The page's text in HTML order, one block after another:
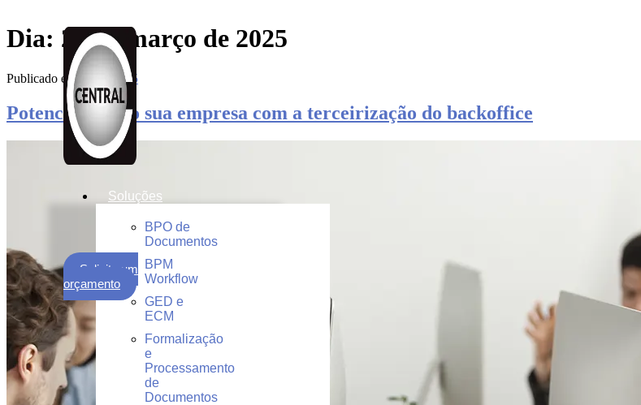
Soluções
BPO de
Documentos
BPM
Workflow
GED e
ECM
Formalização
e
Processamento
de
Documentos
Solicite um
orçamento
Dia: 25 de março de 2025
Publicado em 25/03/2025
Potencializando sua empresa com a terceirização do backoffice